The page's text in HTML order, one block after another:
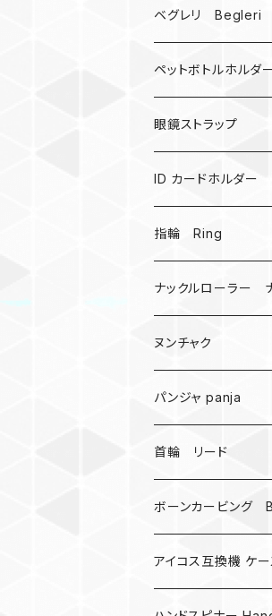
ドリームキャッチャー
カウベル 熊鈴
昆虫
ミツバチ
AirTag
戦国武将、侍
悪魔の鍵
爬虫類、蛇
DNA 螺旋
受注作成_名入り、ネ
ベグレリ Begleri
ペットボトルホルダ
眼鏡ストラップ
ID カードホルダー
指輪 Ring
ナックルローラー
ヌンチャク
パンジャ panja
首輪 リード
ボーンカービング
アイコス互換機 ケー